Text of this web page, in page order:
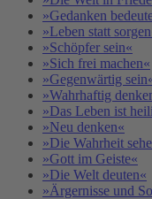
»Gedanken
»Leben statt
»Schöpfer sein«
»Sich frei machen«
»Gegenwärtig
»Wahrhaftig
»Das Leben ist
»Neu denken«
»Die Wahrheit
»Gott im Geiste«
»Die Welt deuten«
»Ärgernisse und